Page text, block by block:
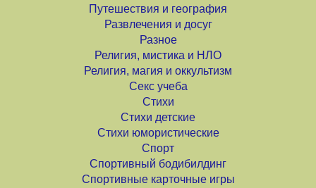
Путешествия и география
Развлечения и досуг
Разное
Религия, мистика и НЛО
Религия, магия и оккультизм
Секс учеба
Стихи
Стихи детские
Стихи юмористические
Спорт
Спортивный бодибилдинг
Спортивные карточные игры